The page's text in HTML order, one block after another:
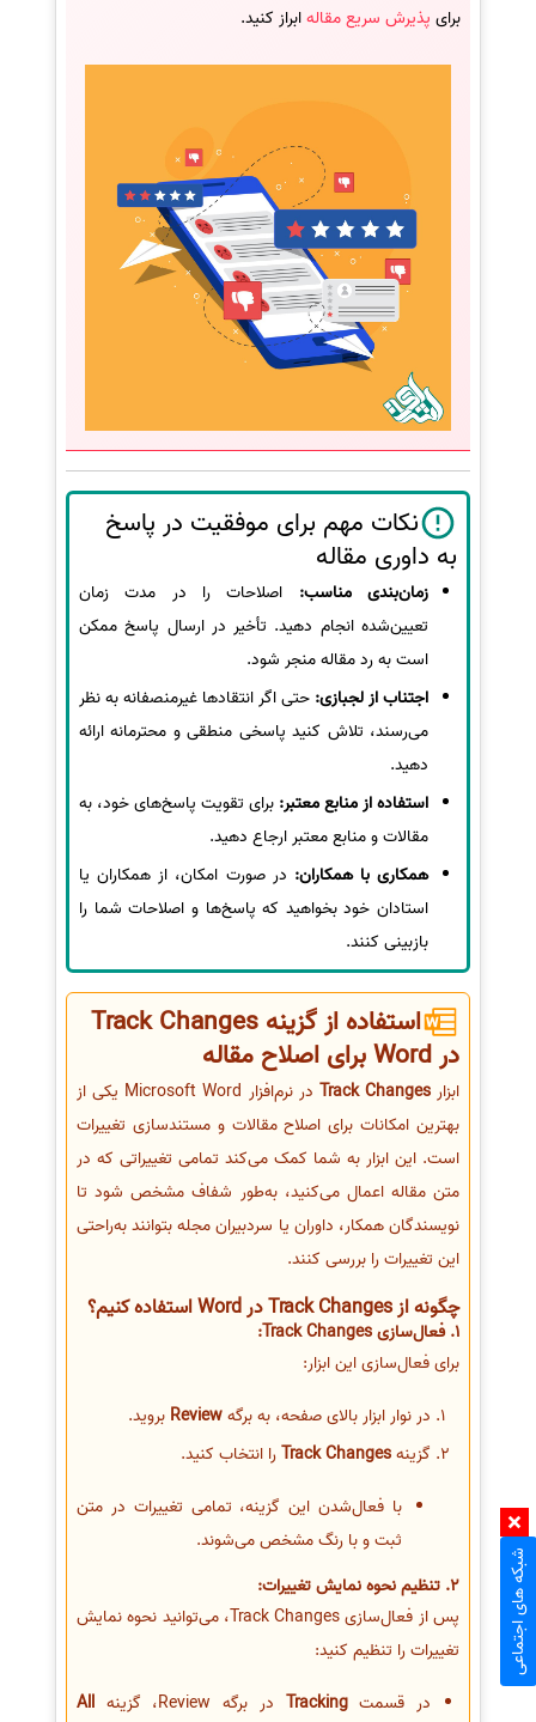
برای پذیرش سریع مقالهابراز کنید.
نکات مهم برای موفقیت در پاسخ
به داوری مقاله
زمان‌بندی مناسب: اصلاحات را در مدت زمان
تعیین‌شده انجام دهید. تأخیر در ارسال پاسخ ممکن
است به رد مقاله منجر شود.
اجتناب از لجبازی: حتی اگر انتقادها غیرمنصفانه به نظر
می‌رسند، تلاش کنید پاسخی منطقی و محترمانه ارائه
دهید.
استفاده از منابع معتبر: برای تقویت پاسخ‌های خود، به
مقالات و منابع معتبر ارجاع دهید.
همکاری با همکاران: در صورت امکان، از همکاران یا
استادان خود بخواهید که پاسخ‌ها و اصلاحات شما را
بازبینی کنند.
استفاده از گزینه Track Changes
در Word برای اصلاح مقاله
ابزارTrack Changes
در نرم‌افزار Microsoft Word یکی از
بهترین امکانات برای اصلاح مقالات و مستندسازی تغییرات
است. این ابزار به شما کمک می‌کند تمامی تغییراتی که در
متن مقاله اعمال می‌کنید، به‌طور شفاف مشخص شود تا
نویسندگان همکار، داوران یا سردبیران مجله بتوانند به‌راحتی
این تغییرات را بررسی کنند.
چگونه از Track Changes در Word استفاده کنیم؟
1. فعال‌سازی Track Changes:
برای فعال‌سازی این ابزار:
در نوار ابزار بالای صفحه، به برگهReview بروید.
گزینهTrack Changesرا انتخاب کنید.
با فعال‌شدن این گزینه، تمامی تغییرات در متن
ثبت و با رنگ مشخص می‌شوند.
2. تنظیم نحوه نمایش تغییرات:
پس از فعال‌سازی Track Changes، می‌توانید نحوه نمایش
تغییرات را تنظیم کنید:
در قسمتTracking در برگه Review، گزینه All
شبکه های اجتماعی